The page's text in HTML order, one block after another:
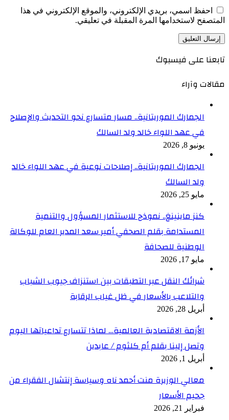
احفظ اسمي، بريدي الإلكتروني، والموقع الإلكتروني في هذا
المتصفح لاستخدامها المرة المقبلة في تعليقي.
تابعنا على فيسبوك
مقالات وآراء
الجمارك الموريتانية.. مسار متسارع نحو التحديث والإصلاح
في عهد اللواء خالد ولد السالك
يونيو 8, 2026
الجمارك الموريتانية.. إصلاحات نوعية في عهد اللواء خالد
ولد السالك
مايو 25, 2026
كنز ماينينغ.. نموذج للاستثمار المسؤول والتنمية
المستدامة بقلم الصحفي أمير سعد المدير العام للوكالة
الوطنية للصحافة
مايو 17, 2026
شرائك النقل عبر التطبقات بين استنزاف جيوب الشباب
والتلاعب بالأسعار في ظل غياب الرقابة
أبريل 28, 2026
الأزمة الاقتصادية العالمية… لماذا تتسارع تداعياتها اليوم
وتصل إلينا بقلم أم كلثوم / عابدين
أبريل 1, 2026
معالي الوزيرة منت أحمد ناه وسياسة إنتشال الفقراء من
جحيم الأسعار
فبراير 21, 2026